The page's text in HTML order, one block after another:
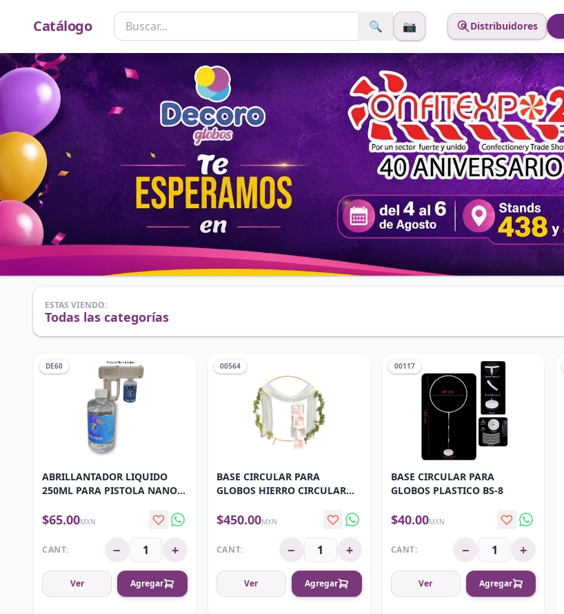
Catálogo 🔍 📷 Distribuidores
ESTAS VIENDO:
Todas las categorías
DE60
ABRILLANTADOR LIQUIDO
250ML PARA PISTOLA NANO
$65.00MXN
CANT: − +
Ver Agregar
00564
BASE CIRCULAR PARA
GLOBOS HIERRO CIRCULAR
$450.00MXN
CANT: − +
Ver Agregar
00117
BASE CIRCULAR PARA
GLOBOS PLASTICO BS-8
$40.00MXN
CANT: − +
Ver Agregar